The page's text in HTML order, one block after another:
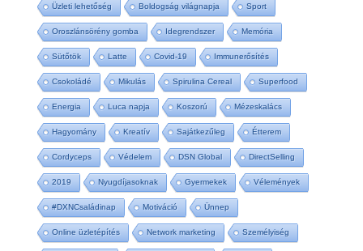
Üzleti lehetőség Boldogság világnapja Sport
Oroszlánsörény gomba Idegrendszer Memória
Sütőtök Latte Covid-19 Immunerősítés
Csokoládé Mikulás Spirulina Cereal Superfood
Energia Luca napja Koszorú Mézeskalács
Hagyomány Kreatív Sajátkezűleg Étterem
Cordyceps Védelem DSN Global DirectSelling
2019 Nyugdíjasoknak Gyermekek Vélemények
#DXNCsaládinap Motiváció Ünnep
Online üzletépítés Network marketing Személyiség